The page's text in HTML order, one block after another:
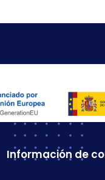
Información de